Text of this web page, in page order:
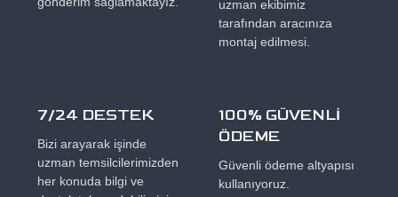
uzman ekibimiz
tarafından aracınıza
montaj edilmesi.
7/24 DESTEK
Bizi arayarak işinde
uzman temsilcilerimizden
her konuda bilgi ve
100% GÜVENLİ
ÖDEME
Güvenli ödeme altyapısı
kullanıyoruz.